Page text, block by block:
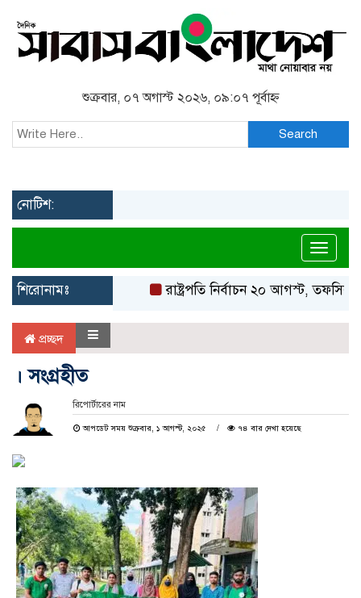
শুক্রবার, ০৭ অগাস্ট ২০২৬, ০৯:০৭ পূর্বাহ্ন
Search
নোটিশ:
শিরোনামঃ রাষ্ট্রপতি নির্বাচন ২০ আগস্ট, তফসিল
প্রচ্ছদ
। সংগ্রহীত
রিপোর্টারের নাম
আপডেট সময় শুক্রবার, ১ আগস্ট, ২০২৫ ৭৪ বার দেখা হয়েছে